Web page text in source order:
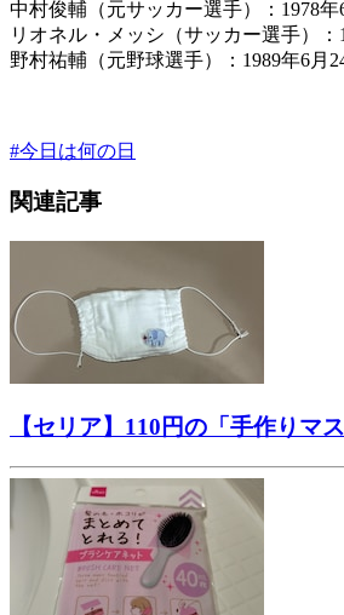
中村俊輔（元サッカー選手）：1978年
リオネル・メッシ（サッカー選手）：
野村祐輔（元野球選手）：1989年6月
#今日は何の日
関連記事
【セリア】110円の「手作り